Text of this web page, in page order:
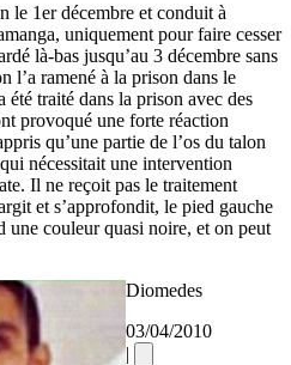
le 1er décembre et conduit à
uniquement pour faire cesser
là-bas jusqu’au 3 décembre sans
l’a ramené à la prison dans le
été traité dans la prison avec des
provoqué une forte réaction
qu’une partie de l’os du talon
nécessitait une intervention
Il ne reçoit pas le traitement
et s’approfondit, le pied gauche
une couleur quasi noire, et on peut
Diomedes
03/04/2010
|